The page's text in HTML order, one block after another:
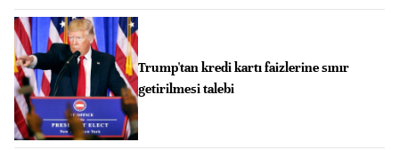
Trump'tan kredi kartı faizlerine sınır
getirilmesi talebi